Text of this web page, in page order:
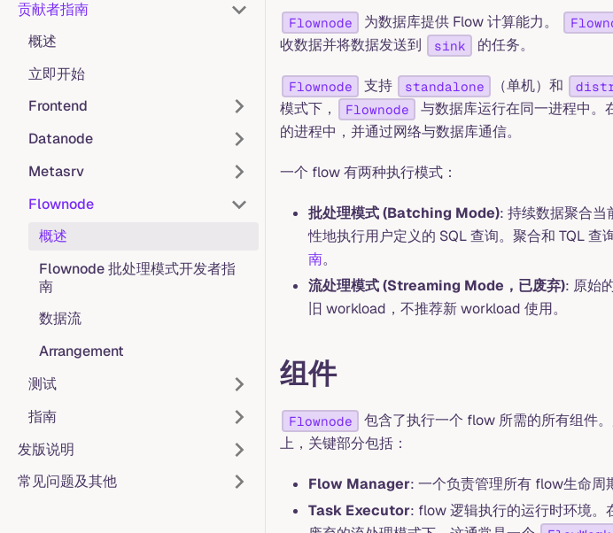
贡献者指南
概述
立即开始
Frontend
Datanode
Metasrv
Flownode
概述
Flownode 批处理模式开发者指
南
数据流
Arrangement
测试
指南
发版说明
常见问题及其他
Flownode 为数据库提供 Flow 计算能力。
收数据并将数据发送到
sink 的任务。
Flownode 支持 standalone （单机）和
模式下， Flownode 与数据库运行在同一进程中。
的进程中，并通过网络与数据库通信。
一个 flow 有两种执行模式：
批处理模式 (Batching Mode): 持续数据聚合当
性地执行用户定义的 SQL 查询。聚合和 TQL 查
南。
流处理模式 (Streaming Mode，已废弃): 原始
旧 workload，不推荐新 workload 使用。
组件
Flownode
包含了执行一个 flow 所需的所有组件
上，关键部分包括：
Flow Manager: 一个负责管理所有 flow生命周
Task Executor: flow 逻辑执行的运行时环境。